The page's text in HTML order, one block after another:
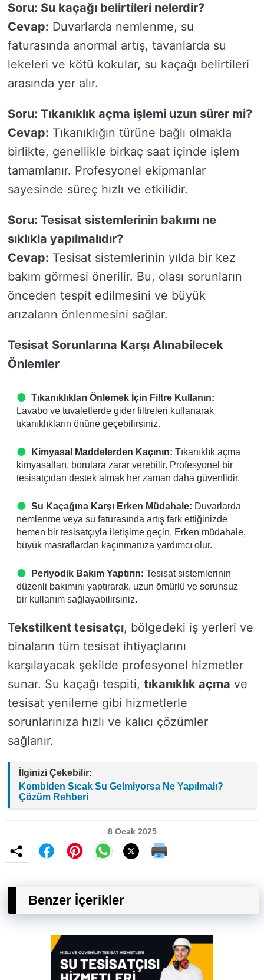
Soru: Su kaçağı belirtileri nelerdir?
Cevap: Duvarlarda nemlenme, su
faturasında anormal artış, tavanlarda su
lekeleri ve kötü kokular, su kaçağı belirtileri
arasında yer alır.
Soru: Tıkanıklık açma işlemi uzun sürer mi?
Cevap: Tıkanıklığın türüne bağlı olmakla
birlikte, genellikle birkaç saat içinde işlem
tamamlanır. Profesyonel ekipmanlar
sayesinde süreç hızlı ve etkilidir.
Soru: Tesisat sistemlerinin bakımı ne
sıklıkla yapılmalıdır?
Cevap: Tesisat sistemlerinin yılda bir kez
bakım görmesi önerilir. Bu, olası sorunların
önceden tespit edilmesini ve büyük
arızaların önlenmesini sağlar.
Tesisat Sorunlarına Karşı Alınabilecek
Önlemler
Tıkanıklıkları Önlemek İçin Filtre Kullanın:
Lavabo ve tuvaletlerde gider filtreleri kullanarak
tıkanıklıkların önüne geçebilirsiniz.
Kimyasal Maddelerden Kaçının: Tıkanıklık açma
kimyasalları, borulara zarar verebilir. Profesyonel bir
tesisatçıdan destek almak her zaman daha güvenlidir.
Su Kaçağına Karşı Erken Müdahale: Duvarlarda
nemlenme veya su faturasında artış fark ettiğinizde
hemen bir tesisatçıyla iletişime geçin. Erken müdahale,
büyük masraflardan kaçınmanıza yardımcı olur.
Periyodik Bakım Yaptırın: Tesisat sistemlerinin
düzenli bakımını yaptırarak, uzun ömürlü ve sorunsuz
bir kullanım sağlayabilirsiniz.
Tekstilkent tesisatçı, bölgedeki iş yerleri ve
binaların tüm tesisat ihtiyaçlarını
karşılayacak şekilde profesyonel hizmetler
sunar. Su kaçağı tespiti, tıkanıklık açma ve
tesisat yenileme gibi hizmetlerle
sorunlarınıza hızlı ve kalıcı çözümler
sağlanır.
İlginizi Çekebilir:
Kombiden Sıcak Su Gelmiyorsa Ne Yapılmalı?
Çözüm Rehberi
8 Ocak 2025
Benzer İçerikler